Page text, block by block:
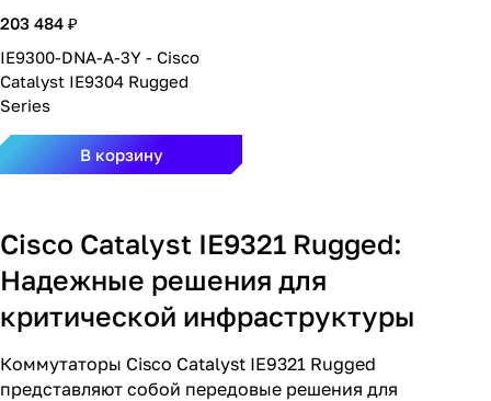
203 484 ₽
IE9300-DNA-A-3Y - Cisco
Catalyst IE9304 Rugged
Series
В корзину
Cisco Catalyst IE9321 Rugged:
Надежные решения для
критической инфраструктуры
Коммутаторы Cisco Catalyst IE9321 Rugged
представляют собой передовые решения для